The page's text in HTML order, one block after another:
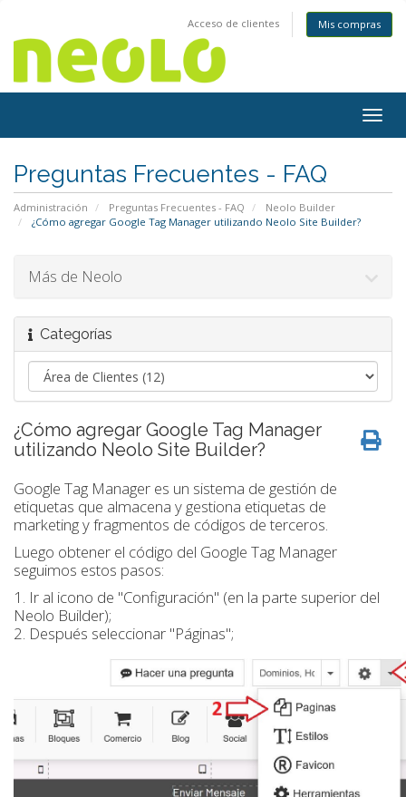
Acceso de clientes Mis compras
Preguntas Frecuentes - FAQ
Administración Preguntas Frecuentes - FAQ
Neolo Builder
¿Cómo agregar Google Tag Manager utilizando Neolo Site Builder?
Más de Neolo
Categorías
¿Cómo agregar Google Tag Manager
utilizando Neolo Site Builder?
Google Tag Manager es un sistema de gestión de
etiquetas que almacena y gestiona etiquetas de
marketing y fragmentos de códigos de terceros.
Luego obtener el código del Google Tag Manager
seguimos estos pasos:
1. Ir al icono de "Configuración" (en la parte superior del
Neolo Builder);
2. Después seleccionar "Páginas";